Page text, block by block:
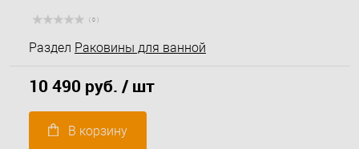
( 0 )
Раздел Раковины для ванной
10 490 руб. / шт
В корзину